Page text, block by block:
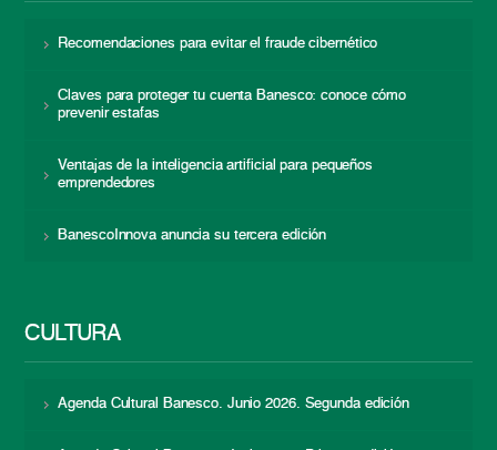
Recomendaciones para evitar el fraude cibernético
Claves para proteger tu cuenta Banesco: conoce cómo
prevenir estafas
Ventajas de la inteligencia artificial para pequeños
emprendedores
BanescoInnova anuncia su tercera edición
CULTURA
Agenda Cultural Banesco. Junio 2026. Segunda edición